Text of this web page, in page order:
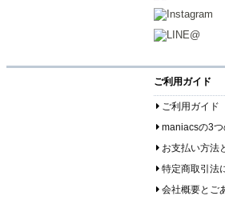
ご利用ガイド
ご利用ガイド
maniacsの3つ
お支払い方法
特定商取引法
会社概要とご